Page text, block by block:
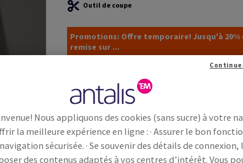
Outil de coupe
Promotions: Offre temporaire! Jusqu'à 20%
remise sur ...
INFORMATIONS TECHNIQUES
Nous appliquons des cookies (sans sucre) à votre
la meilleure expérience en ligne : · Assurer le bon
sécurisée. · Se souvenir des détails de connexion,
des contenus adaptés à vos centres d’intérêt. Vous